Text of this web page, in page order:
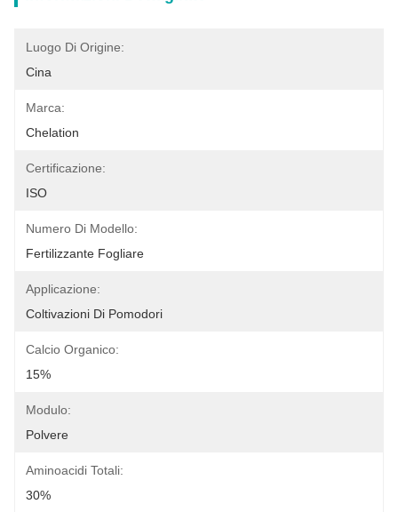
Luogo Di Origine:
Cina
Marca:
Chelation
Certificazione:
ISO
Numero Di Modello:
Fertilizzante Fogliare
Applicazione:
Coltivazioni Di Pomodori
Calcio Organico:
15%
Modulo:
Polvere
Aminoacidi Totali:
30%